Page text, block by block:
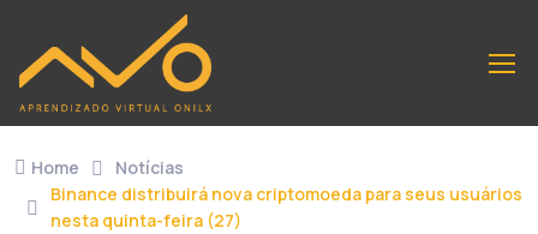
Home
Notícias
Binance distribuirá nova criptomoeda para seus usuários
nesta quinta-feira (27)